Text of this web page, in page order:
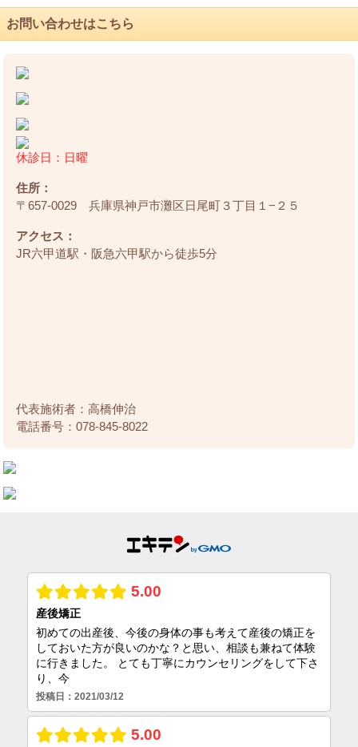
お問い合わせはこちら
休診日：日曜
住所：
〒657-0029 兵庫県神戸市灘区日尾町３丁目１−２５
アクセス：
JR六甲道駅・阪急六甲駅から徒歩5分
代表施術者：高橋伸治
電話番号：078-845-8022